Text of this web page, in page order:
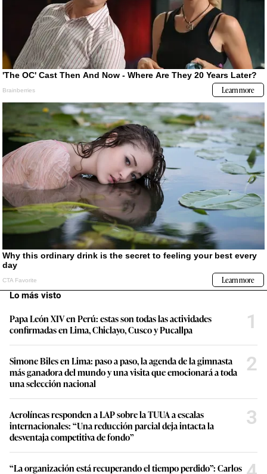
Lo más visto
Papa León XIV en Perú: estas son todas las actividades
confirmadas en Lima, Chiclayo, Cusco y Pucallpa
1
Simone Biles en Lima: paso a paso, la agenda de la gimnasta
más ganadora del mundo y una visita que emocionará a toda
una selección nacional
2
Aerolíneas responden a LAP sobre la TUUA a escalas
internacionales: “Una reducción parcial deja intacta la
desventaja competitiva de fondo”
3
“La organización está recuperando el tiempo perdido”: Carlos